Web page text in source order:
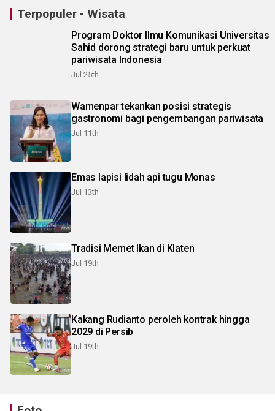
Terpopuler - Wisata
Program Doktor Ilmu Komunikasi Universitas
Sahid dorong strategi baru untuk perkuat
pariwisata Indonesia
Jul 25th
Wamenpar tekankan posisi strategis
gastronomi bagi pengembangan pariwisata
Jul 11th
Emas lapisi lidah api tugu Monas
Jul 13th
Tradisi Memet Ikan di Klaten
Jul 19th
Kakang Rudianto peroleh kontrak hingga
2029 di Persib
Jul 19th